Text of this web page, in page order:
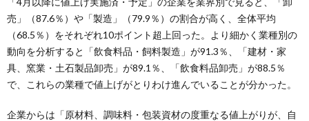
売」（87.6％）や「製造」（79.9％）の割合が高く、全体平均
（68.5％）をそれぞれ10ポイント超上回った。より細かく業種別の
動向を分析すると「飲食料品・飼料製造」が91.3％、「建材・家
具、窯業・土石製品卸売」が89.1％、「飲食料品卸売」が88.5％
で、これらの業種で値上げがとりわけ進んでいることが分かった。
企業からは「原材料、調味料・包装資材の度重なる値上がりが、自